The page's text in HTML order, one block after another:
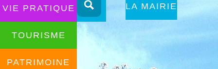
au
contenu
VIE PRATIQUE
TOURISME
PATRIMOINE
ALLER AU
LA MAIRIE